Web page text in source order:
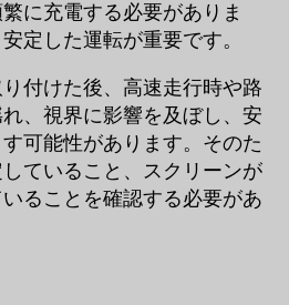
に充電する必要がありま
定した運転が重要です。
付けた後、高速走行時や路
、視界に影響を及ぼし、安
可能性があります。そのた
ていること、スクリーンが
ることを確認する必要があ